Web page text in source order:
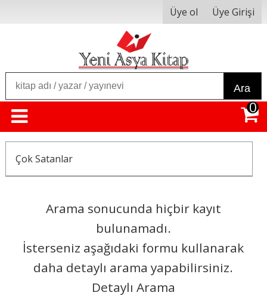
Üye ol Üye Girişi
Ara
0
Çok Satanlar
Arama sonucunda hiçbir kayıt
bulunamadı.
İsterseniz aşağıdaki formu kullanarak
daha detaylı arama yapabilirsiniz.
Detaylı Arama